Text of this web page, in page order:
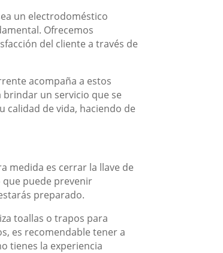
un electrodoméstico
Ofrecemos
del cliente a través de
acompaña a estos
un servicio que se
calidad de vida, haciendo de
medida es cerrar la llave de
que puede prevenir
preparado.
toallas o trapos para
es recomendable tener a
tienes la experiencia